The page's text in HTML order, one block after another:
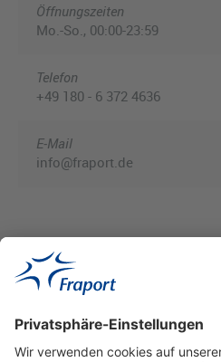
Öffnungszeiten
Mo.-So., 00:00-23:59
Telefon
+49 180 - 6 372 4636
E-Mail
info@fraport.de